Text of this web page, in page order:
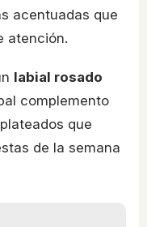
acentuadas que
atención.
labial rosado
complemento
que
de la semana